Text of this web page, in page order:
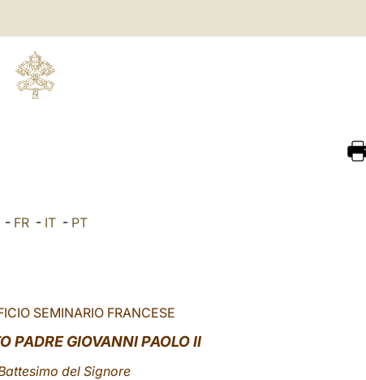
- FR - IT - PT
SEMINARIO FRANCESE
PADRE GIOVANNI PAOLO II
del Signore